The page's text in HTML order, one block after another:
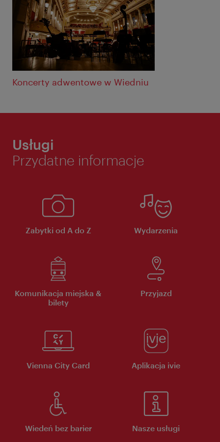
Koncerty adwentowe w Wiedniu
Usługi
Przydatne informacje
Zabytki od A do Z Wydarzenia
Komunikacja miejska &
bilety
Przyjazd
Vienna City Card Aplikacja ivie
Wiedeń bez barier Nasze usługi